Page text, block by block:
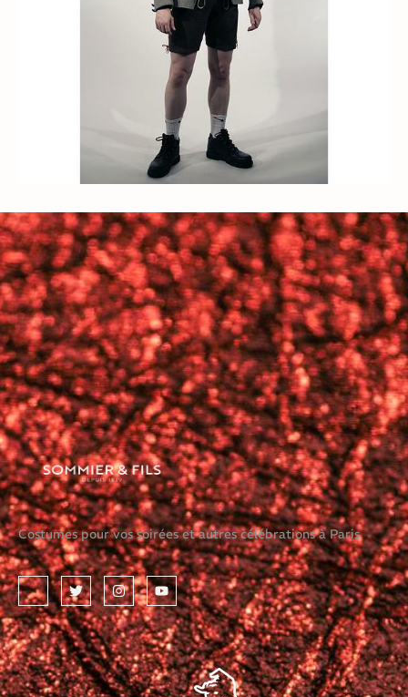
Costumes pour vos soirées et autres célébrations à Paris